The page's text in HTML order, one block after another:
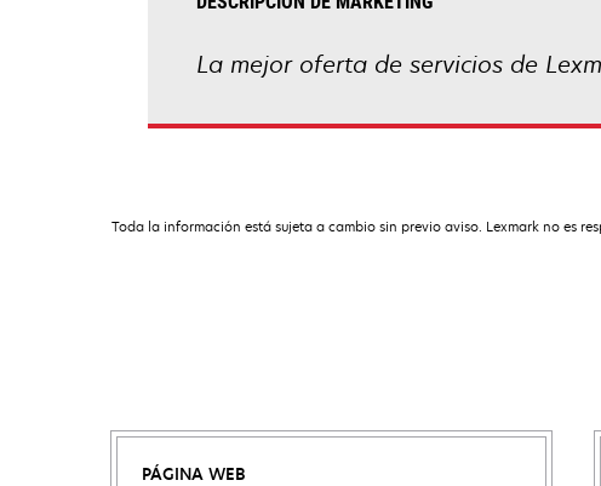
La mejor oferta de servicios de
Toda la información está sujeta a cambio sin previo aviso. Lexmark no es
PÁGINA WEB